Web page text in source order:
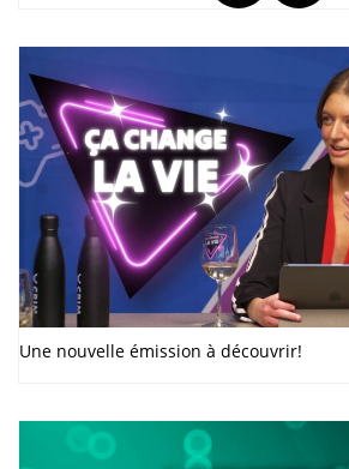
Une nouvelle émission à découvrir!